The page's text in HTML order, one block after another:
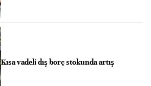
Kısa vadeli dış borç stokunda artış